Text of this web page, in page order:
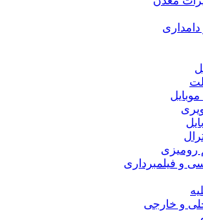
رومیزی
و فیلمبرداری
و خارجی